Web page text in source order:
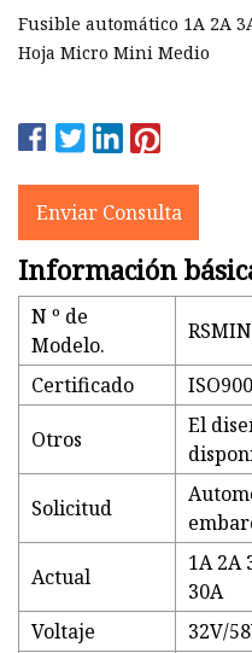
Fusible automático 1A 2A
Hoja Micro Mini Medio
Enviar Consulta
Información
N º de
Modelo.
Certificado
Otros
El
Solicitud
Actual
1A 2A
30A
Voltaje
32V/